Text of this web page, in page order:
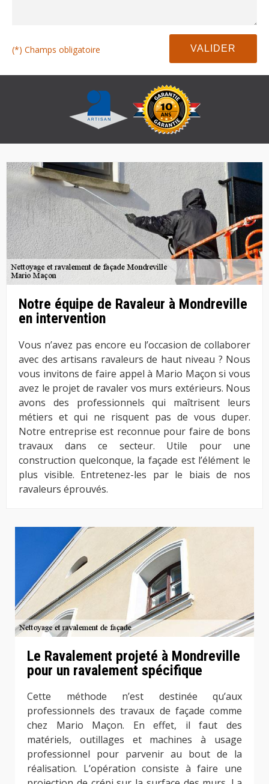
(*) Champs obligatoire
Notre équipe de Ravaleur à Mondreville
en intervention
Vous n’avez pas encore eu l’occasion de collaborer
avec des artisans ravaleurs de haut niveau ? Nous
vous invitons de faire appel à Mario Maçon si vous
avez le projet de ravaler vos murs extérieurs. Nous
avons des professionnels qui maîtrisent leurs
métiers et qui ne risquent pas de vous duper.
Notre entreprise est reconnue pour faire de bons
travaux dans ce secteur. Utile pour une
construction quelconque, la façade est l’élément le
plus visible. Entretenez-les par le biais de nos
ravaleurs éprouvés.
Le Ravalement projeté à Mondreville
pour un ravalement spécifique
Cette méthode n’est destinée qu’aux
professionnels des travaux de façade comme
chez Mario Maçon. En effet, il faut des
matériels, outillages et machines à usage
professionnel pour parvenir au bout de la
réalisation. L’opération consiste à faire une